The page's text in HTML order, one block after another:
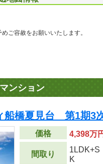
ご容赦をお願いいたします。
ンション
船橋夏見台 第1期3
価格 4,398万
間取り
1LDK+S
K